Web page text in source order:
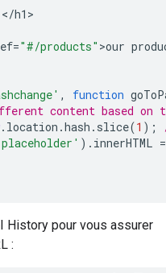
</h1 >
="#/products" >our
, function
content based on
. location .hash . slice(1 );
). innerHTML =
History pour vous assurer
: